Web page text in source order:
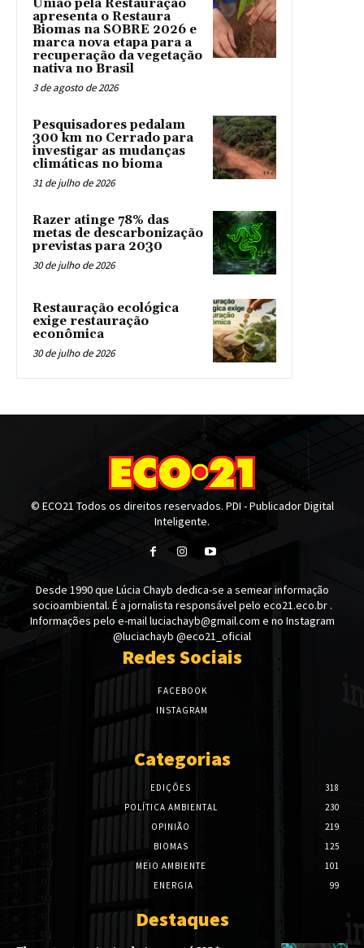
União pela Restauração
apresenta o Restaura
Biomas na SOBRE 2026 e
marca nova etapa para a
recuperação da vegetação
nativa no Brasil
3 de agosto de 2026
Pesquisadores pedalam
300 km no Cerrado para
investigar as mudanças
climáticas no bioma
31 de julho de 2026
Razer atinge 78% das
metas de descarbonização
previstas para 2030
30 de julho de 2026
Restauração ecológica
exige restauração
econômica
30 de julho de 2026
© ECO21 Todos os direitos reservados. PDI - Publicador Digital
Inteligente.
Desde 1990 que Lúcia Chayb dedica-se a semear informação
socioambiental. É a jornalista responsável pelo eco21.eco.br .
Informações pelo e-mail luciachayb@gmail.com e no Instagram
@luciachayb @eco21_oficial
Redes Sociais
FACEBOOK
INSTAGRAM
Categorias
EDIÇÕES
318
POLÍTICA AMBIENTAL
230
OPINIÃO
219
BIOMAS
125
MEIO AMBIENTE
101
ENERGIA
99
Destaques